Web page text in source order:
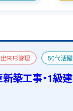
出来形管理 50代活
二級建築士 宿舎
築工事・1級